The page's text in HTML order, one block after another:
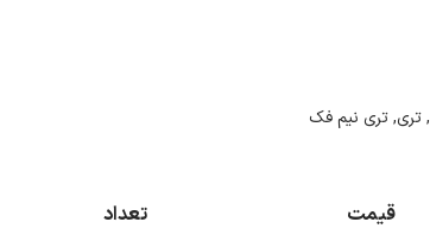
,تری,تری نیم فک
قیمت تعداد